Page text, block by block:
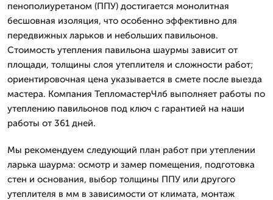
пенополиуретаном (ППУ) достигается монолитная
бесшовная изоляция, что особенно эффективно для
передвижных ларьков и небольших павильонов.
Стоимость утепления павильона шаурмы зависит от
площади, толщины слоя утеплителя и сложности работ;
ориентировочная цена указывается в смете после выезда
мастера. Компания ТепломастерЧлб выполняет работы по
утеплению павильонов под ключ с гарантией на наши
работы от 361 дней.
Мы рекомендуем следующий план работ при утеплении
ларька шаурма: осмотр и замер помещения, подготовка
стен и основания, выбор толщины ППУ или другого
утеплителя в мм в зависимости от климата, монтаж